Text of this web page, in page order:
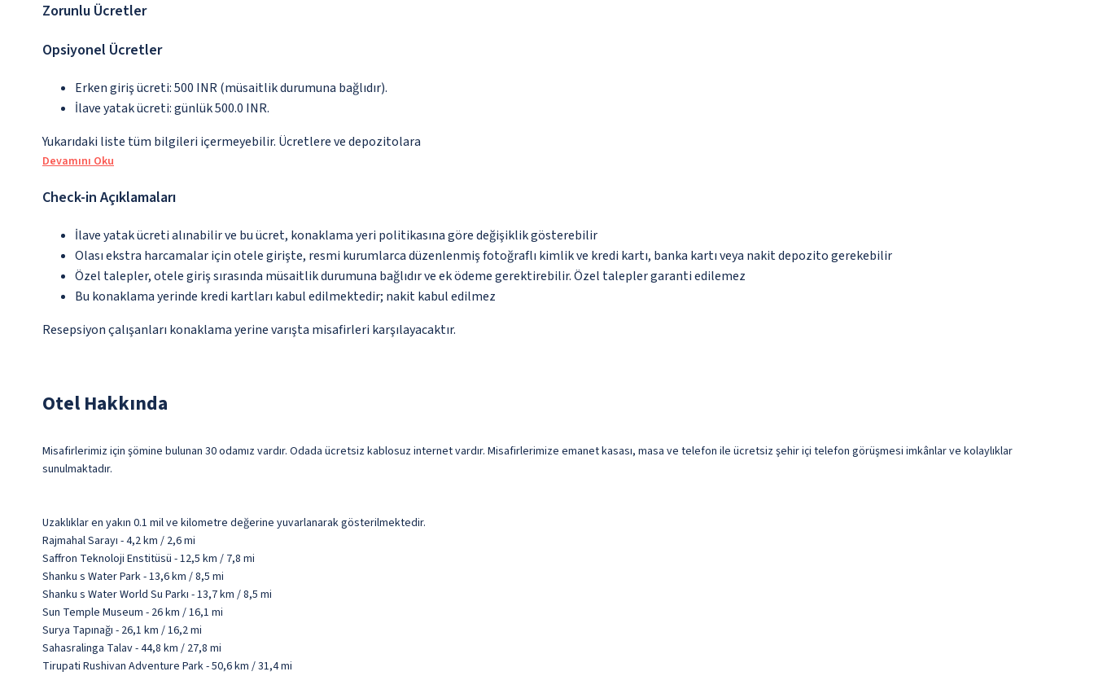
Zorunlu Ücretler
Opsiyonel Ücretler
Erken giriş ücreti: 500 INR (müsaitlik durumuna bağlıdır).
İlave yatak ücreti: günlük 500.0 INR.
Yukarıdaki liste tüm bilgileri içermeyebilir. Ücretlere ve depozitolara
Devamını Oku
Check-in Açıklamaları
İlave yatak ücreti alınabilir ve bu ücret, konaklama yeri politikasına göre değişiklik gösterebilir
Olası ekstra harcamalar için otele girişte, resmi kurumlarca düzenlenmiş fotoğraflı kimlik ve kredi kartı, banka kartı veya nakit depozito gerekebilir
Özel talepler, otele giriş sırasında müsaitlik durumuna bağlıdır ve ek ödeme gerektirebilir. Özel talepler garanti edilemez
Bu konaklama yerinde kredi kartları kabul edilmektedir; nakit kabul edilmez
Resepsiyon çalışanları konaklama yerine varışta misafirleri karşılayacaktır.
Otel Hakkında
Misafirlerimiz için şömine bulunan 30 odamız vardır. Odada ücretsiz kablosuz internet vardır. Misafirlerimize emanet kasası, masa ve telefon ile ücretsiz şehir içi telefon görüşmesi imkânlar ve kolaylıklar
sunulmaktadır.
Uzaklıklar en yakın 0.1 mil ve kilometre değerine yuvarlanarak gösterilmektedir.
Rajmahal Sarayı - 4,2 km / 2,6 mi
Saffron Teknoloji Enstitüsü - 12,5 km / 7,8 mi
Shanku s Water Park - 13,6 km / 8,5 mi
Shanku s Water World Su Parkı - 13,7 km / 8,5 mi
Sun Temple Museum - 26 km / 16,1 mi
Surya Tapınağı - 26,1 km / 16,2 mi
Sahasralinga Talav - 44,8 km / 27,8 mi
Tirupati Rushivan Adventure Park - 50,6 km / 31,4 mi